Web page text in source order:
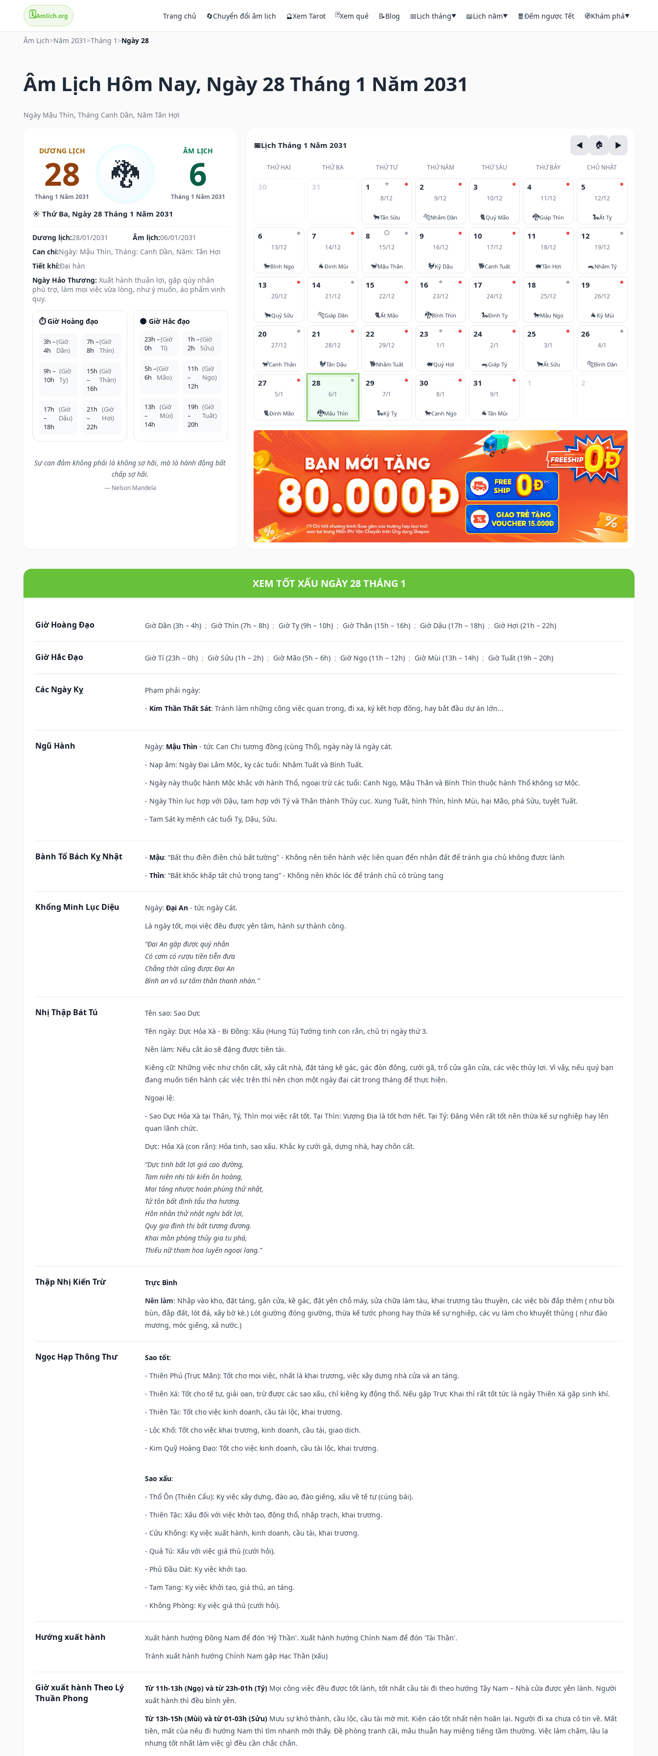
🗓️Amlich.org Trang chủ 🔄Chuyển đổi âm lịch 🔮Xem Tarot 🃏Xem quẻ 📝Blog 📅Lịch tháng▼ 📖Lịch năm▼ 🧧Đếm ngược Tết 🧭Khám phá▼
Âm Lịch>Năm 2031 >Tháng 1 >Ngày 28
Âm Lịch Hôm Nay, Ngày 28 Tháng 1 Năm 2031
Ngày Mậu Thìn, Tháng Canh Dần, Năm Tân Hợi
DƯƠNG LỊCH
28
Tháng 1 Năm 2031
🐉
ÂM LỊCH
6
Tháng 1 Năm 2031
☀️ Thứ Ba, Ngày 28 Tháng 1 Năm 2031
Dương lịch:28/01/2031 Âm lịch:06/01/2031
Can chi:Ngày: Mậu Thìn, Tháng: Canh Dần, Năm: Tân Hợi
Tiết khí:Đại hàn
Ngày Hảo Thương: Xuất hành thuận lợi, gặp qúy nhân
phù trợ, làm mọi việc vừa lòng, như ý muốn, áo phẩm vinh
quy.
⏱️ Giờ Hoàng đạo
3h –
4h
(Giờ
Dần)
7h –
8h
(Giờ
Thìn)
9h –
10h
(Giờ
Tỵ)
15h
–
16h
(Giờ
Thân)
17h
–
18h
(Giờ
Dậu)
21h
–
22h
(Giờ
Hợi)
🌑 Giờ Hắc đạo
23h –
0h
(Giờ
Tí)
1h –
2h
(Giờ
Sửu)
5h –
6h
(Giờ
Mão)
11h
–
12h
(Giờ
Ngọ)
13h
–
14h
(Giờ
Mùi)
19h
–
20h
(Giờ
Tuất)
Sự can đảm không phải là không sợ hãi, mà là hành động bất
chấp sợ hãi.
— Nelson Mandela
Lịch Tháng 1 Năm 2031
THỨ HAI THỨ BA THỨ TƯ THỨ NĂM THỨ SÁU THỨ BẢY CHỦ NHẬT
30 31 ⭐
1
8/12
🐂Tân Sửu
2
9/12
🐅Nhâm Dần
3
10/12
🐈Quý Mão
4
11/12
🐉Giáp Thìn
5
12/12
🐍Ất Tỵ
6
13/12
🐎Bính Ngọ
7
14/12
🐐Đinh Mùi
🌕
8
15/12
🐒Mậu Thân
9
16/12
🐓Kỷ Dậu
10
17/12
🐕Canh Tuất
11
18/12
🐖Tân Hợi
12
19/12
🐀Nhâm Tý
13
20/12
🐂Quý Sửu
14
21/12
🐅Giáp Dần
15
22/12
🐈Ất Mão
⭐
16
23/12
🐉Bính Thìn
17
24/12
🐍Đinh Tỵ
18
25/12
🐎Mậu Ngọ
19
26/12
🐐 Kỷ Mùi
20
27/12
🐒Canh Thân
21
28/12
🐓Tân Dậu
22
29/12
🐕Nhâm Tuất
⭐
23
1/1
🐖Quý Hợi
24
2/1
🐀Giáp Tý
25
3/1
🐂Ất Sửu
26
4/1
🐅Bính Dần
27
5/1
🐈Đinh Mão
28
6/1
🐉Mậu Thìn
29
7/1
🐍Kỷ Tỵ
30
8/1
🐎Canh Ngọ
31
9/1
🐐Tân Mùi
1 2
XEM TỐT XẤU NGÀY 28 THÁNG 1
Giờ Hoàng Đạo Giờ Dần (3h – 4h) ; Giờ Thìn (7h – 8h) ; Giờ Tỵ (9h – 10h) ; Giờ Thân (15h – 16h) ; Giờ Dậu (17h – 18h) ; Giờ Hợi (21h – 22h)
Giờ Hắc Đạo Giờ Tí (23h – 0h) ; Giờ Sửu (1h – 2h) ; Giờ Mão (5h – 6h) ; Giờ Ngọ (11h – 12h) ; Giờ Mùi (13h – 14h) ; Giờ Tuất (19h – 20h)
Các Ngày Kỵ
Phạm phải ngày:
- Kim Thần Thất Sát: Tránh làm những công việc quan trọng, đi xa, ký kết hợp đồng, hay bắt đầu dự án lớn...
Ngũ Hành Ngày: Mậu Thìn - tức Can Chi tương đồng (cùng Thổ), ngày này là ngày cát.
- Nạp âm: Ngày Đại Lâm Mộc, kỵ các tuổi: Nhâm Tuất và Bính Tuất.
- Ngày này thuộc hành Mộc khắc với hành Thổ, ngoại trừ các tuổi: Canh Ngọ, Mậu Thân và Bính Thìn thuộc hành Thổ không sợ Mộc.
- Ngày Thìn lục hợp với Dậu, tam hợp với Tý và Thân thành Thủy cục. Xung Tuất, hình Thìn, hình Mùi, hại Mão, phá Sửu, tuyệt Tuất.
- Tam Sát kỵ mệnh các tuổi Tỵ, Dậu, Sửu.
Bành Tổ Bách Kỵ Nhật - Mậu: “Bất thụ điền điền chủ bất tường” - Không nên tiến hành việc liên quan đến nhận đất để tránh gia chủ không được lành
- Thìn: “Bất khốc khấp tất chủ trọng tang” - Không nên khóc lóc để tránh chủ có trùng tang
Khổng Minh Lục Diệu Ngày: Đại An - tức ngày Cát.
Là ngày tốt, mọi việc đều được yên tâm, hành sự thành công.
“Đại An gặp được quý nhân
Có cơm có rượu tiền tiễn đưa
Chẳng thời cũng được Đại An
Bình an vô sự tấm thân thanh nhàn.”
Nhị Thập Bát Tú Tên sao: Sao Dực
Tên ngày: Dực Hỏa Xà - Bi Đồng: Xấu (Hung Tú) Tướng tinh con rắn, chủ trị ngày thứ 3.
Nên làm: Nếu cắt áo sẽ đặng được tiền tài.
Kiêng cữ: Những việc như chôn cất, xây cất nhà, đặt táng kê gác, gác đòn đông, cưới gã, trổ cửa gắn cửa, các việc thủy lợi. Vì vậy, nếu quý bạn
đang muốn tiến hành các việc trên thì nên chọn một ngày đại cát trong tháng để thực hiện.
Ngoại lệ:
- Sao Dực Hỏa Xà tại Thân, Tý, Thìn mọi việc rất tốt. Tại Thìn: Vượng Địa là tốt hơn hết. Tại Tý: Đăng Viên rất tốt nên thừa kế sự nghiệp hay lên
quan lãnh chức.
Dực: Hỏa Xà (con rắn): Hỏa tinh, sao xấu. Khắc kỵ cưới gả, dựng nhà, hay chôn cất.
“Dực tinh bất lợi giá cao đường,
Tam niên nhị tái kiến ôn hoàng,
Mai táng nhược hoàn phùng thử nhật,
Tử tôn bất định tẩu tha hương.
Hôn nhân thử nhật nghi bất lợi,
Quy gia định thị bất tương đương.
Khai môn phóng thủy gia tu phá,
Thiếu nữ tham hoa luyến ngoại lang.”
Thập Nhị Kiến Trừ
Trực Bình
Nên làm: Nhập vào kho, đặt táng, gắn cửa, kê gác, đặt yên chỗ máy, sửa chữa làm tàu, khai trương tàu thuyền, các việc bồi đắp thêm ( như bồi
bùn, đắp đất, lót đá, xây bờ kè.) Lót giường đóng giường, thừa kế tước phong hay thừa kế sự nghiệp, các vụ làm cho khuyết thủng ( như đào
mương, móc giếng, xả nước.)
Ngọc Hạp Thông Thư Sao tốt:
- Thiên Phú (Trực Mãn): Tốt cho mọi việc, nhất là khai trương, việc xây dựng nhà cửa và an táng.
- Thiên Xá: Tốt cho tế tự, giải oan, trừ được các sao xấu, chỉ kiêng kỵ động thổ. Nếu gặp Trực Khai thì rất tốt tức là ngày Thiên Xá gặp sinh khí.
- Thiên Tài: Tốt cho việc kinh doanh, cầu tài lộc, khai trương.
- Lộc Khố: Tốt cho việc khai trương, kinh doanh, cầu tài, giao dịch.
- Kim Quỹ Hoàng Đạo: Tốt cho việc kinh doanh, cầu tài lộc, khai trương.
Sao xấu:
- Thổ Ôn (Thiên Cẩu): Kỵ việc xây dựng, đào ao, đào giếng, xấu về tế tự (cúng bái).
- Thiên Tặc: Xấu đối với việc khởi tạo, động thổ, nhập trạch, khai trương.
- Cửu Không: Kỵ việc xuất hành, kinh doanh, cầu tài, khai trương.
- Quả Tú: Xấu với việc giá thú (cưới hỏi).
- Phủ Đầu Dát: Kỵ việc khởi tạo.
- Tam Tang: Kỵ việc khởi tạo, giá thú, an táng.
- Không Phòng: Kỵ việc giá thú (cưới hỏi).
Hướng xuất hành
Xuất hành hướng Đông Nam để đón 'Hỷ Thần'. Xuất hành hướng Chính Nam để đón 'Tài Thần'.
Tránh xuất hành hướng Chính Nam gặp Hạc Thần (xấu)
Giờ xuất hành Theo Lý
Thuần Phong
Từ 11h-13h (Ngọ) và từ 23h-01h (Tý) Mọi công việc đều được tốt lành, tốt nhất cầu tài đi theo hướng Tây Nam – Nhà cửa được yên lành. Người
xuất hành thì đều bình yên.
Từ 13h-15h (Mùi) và từ 01-03h (Sửu) Mưu sự khó thành, cầu lộc, cầu tài mờ mịt. Kiện cáo tốt nhất nên hoãn lại. Người đi xa chưa có tin về. Mất
tiền, mất của nếu đi hướng Nam thì tìm nhanh mới thấy. Đề phòng tranh cãi, mâu thuẫn hay miệng tiếng tầm thường. Việc làm chậm, lâu la
nhưng tốt nhất làm việc gì đều cần chắc chắn.